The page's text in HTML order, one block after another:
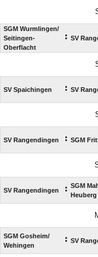
SGM Wurmlingen/​
Seitingen-
Oberflacht
: SV
SV Spaichingen : SV
SV Rangendingen : SGM
SV Rangendingen : SGM
Heuberg
SGM Gosheim/​
Wehingen
: SV